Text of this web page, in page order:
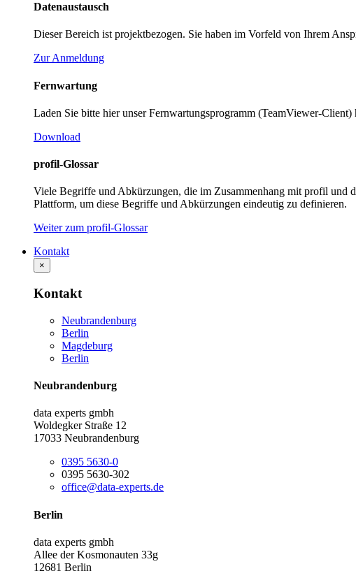
Datenaustausch
Dieser Bereich ist projektbezogen. Sie haben im Vorfeld von Ihrem
Zur Anmeldung
Fernwartung
Laden Sie bitte hier unser Fernwartungsprogramm (TeamViewer-
Download
profil-Glossar
Viele Begriffe und Abkürzungen, die im Zusammenhang mit profil und
Plattform, um diese Begriffe und Abkürzungen eindeutig zu definieren.
Weiter zum profil-Glossar
Kontakt
×
Kontakt
Neubrandenburg
Berlin
Magdeburg
Berlin
Neubrandenburg
data experts gmbh
Woldegker Straße 12
17033 Neubrandenburg
0395 5630-0
0395 5630-302
office@data-experts.de
Berlin
data experts gmbh
Allee der Kosmonauten 33g
12681 Berlin